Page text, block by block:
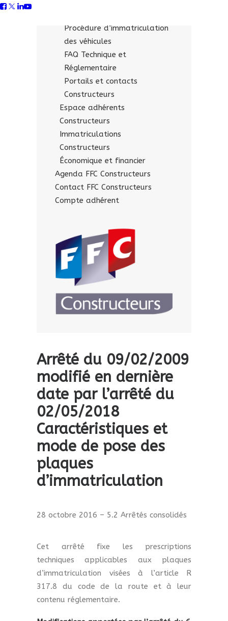
Procédure d’immatriculation
des véhicules
FAQ Technique et
Réglementaire
Portails et contacts
Constructeurs
Espace adhérents
Constructeurs
Immatriculations
Constructeurs
Économique et financier
Agenda FFC Constructeurs
Contact FFC Constructeurs
Compte adhérent
Arrêté du 09/02/2009
modifié en dernière
date par l’arrêté du
02/05/2018
Caractéristiques et
mode de pose des
plaques
d’immatriculation
28 octobre 2016 – 5.2 Arrêtés consolidés
Cet arrêté fixe les prescriptions
techniques applicables aux plaques
d’immatriculation visées à l’article R
317.8 du code de la route et à leur
contenu réglementaire.